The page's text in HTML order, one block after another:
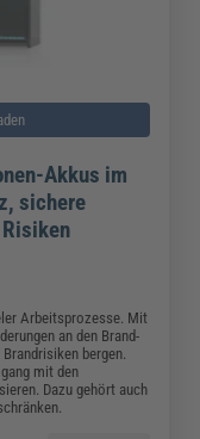
Akkus im
sichere
Arbeitsprozesse. Mit
an den Brand-
bergen.
mit den
Dazu gehört auch